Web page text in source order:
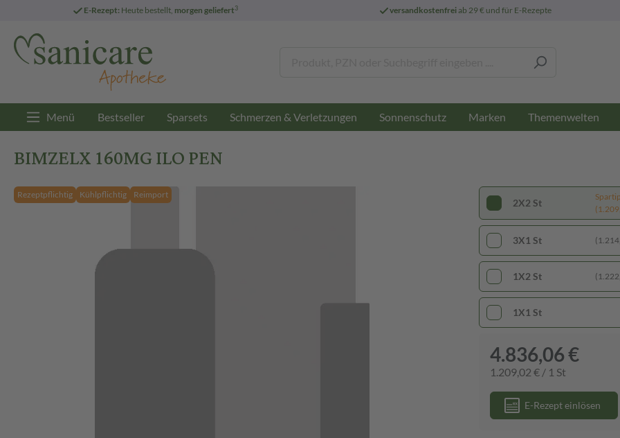
E-Rezept: Heute bestellt, morgen geliefert3 versandkostenfreiab 29 € und für E-Rezepte
Menü Bestseller Sparsets Schmerzen & Verletzungen Sonnenschutz Marken Themenwelten
BIMZELX 160MG ILO PEN
Rezeptpflichtig Kühlpflichtig Reimport
2X2 St
3X1 St
1X2 St
1X1 St
4.836,06 €
1.209,02 € / 1 St
E-Rezept einlösen